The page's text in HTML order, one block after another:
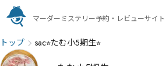
マーダーミステリー予約・レビューサイト
トップ sac⭐︎たむ小5期生⭐︎